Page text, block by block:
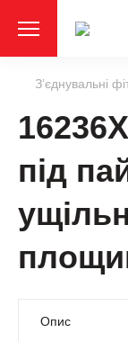
З’єднувальні
під